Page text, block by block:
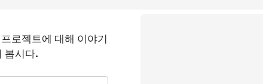
로젝트에 대해 이야기
봅시다.